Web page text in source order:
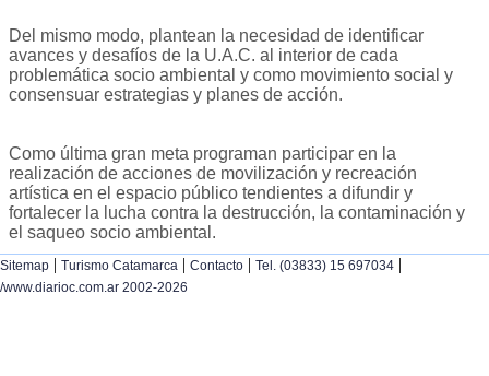
Del mismo modo, plantean la necesidad de identificar
avances y desafíos de la U.A.C. al interior de cada
problemática socio ambiental y como movimiento social y
consensuar estrategias y planes de acción.
Como última gran meta programan participar en la
realización de acciones de movilización y recreación
artística en el espacio público tendientes a difundir y
fortalecer la lucha contra la destrucción, la contaminación y
el saqueo socio ambiental.
Sitemap | Turismo Catamarca | Contacto | Tel. (03833) 15 697034 |
/www.diarioc.com.ar 2002-2026